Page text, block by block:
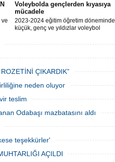
ve
Voleybolda gençlerden kıyasıya
mücadele
2023-2024 eğitim öğretim döneminde
küçük, genç ve yıldızlar voleybol
ÇIKARDIK”
neden oluyor
teslim
Odabaşı mazbatasını aldı
teşekkürler'
AÇILDI